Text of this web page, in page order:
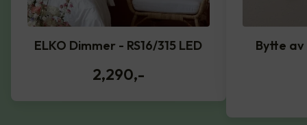
ELKO Dimmer - RS16/315 LED
2,290,-
Bytte